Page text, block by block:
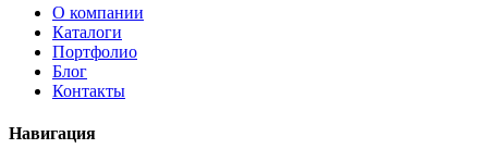
О компании
Каталоги
Портфолио
Блог
Контакты
Навигация